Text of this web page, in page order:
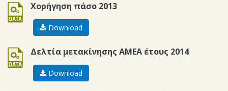
Χορήγηση πάσο 2013
doc
Download
Δελτία μετακίνησης ΑΜΕΑ έτους 2014
doc
Download